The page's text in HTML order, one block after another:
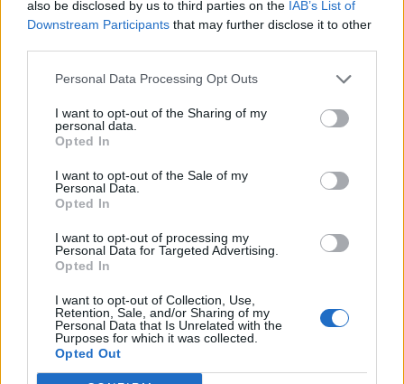
also be disclosed by us to third parties on the IAB’s List of
Downstream Participants that may further disclose it to other
Personal Data Processing Opt Outs
I want to opt-out of the Sharing of my
personal data.
Opted In
I want to opt-out of the Sale of my
Personal Data.
Opted In
I want to opt-out of processing my
Personal Data for Targeted Advertising.
Opted In
I want to opt-out of Collection, Use,
Retention, Sale, and/or Sharing of my
Personal Data that Is Unrelated with the
Purposes for which it was collected.
Opted Out
Classic
Andamento FantaValore di Mercato
10
FVM attuale 10 MIN